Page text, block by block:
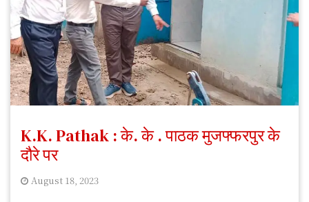
K.K. Pathak : के. के . पाठक मुजफ्फरपुर के
दौरे पर
August 18, 2023